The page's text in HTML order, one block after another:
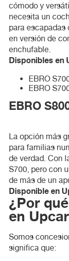
cómodo y
necesita un
para escapadas
en versión de
enchufable.
Disponibles en
EBRO
EBRO
EBRO
La opción más
para familias
de verdad. Con
S700, pero con
de más de un
Disponible en
¿Por qué comprar un EBRO
en
Somos
significa que: